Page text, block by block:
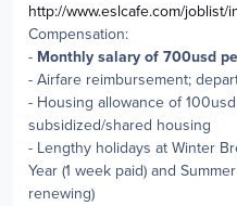
http://www.eslcafe.com/joblist/
Compensation:
- Monthly salary of 700usd
- Airfare reimbursement;
- Housing allowance of
subsidized/shared housing
- Lengthy holidays at Winter
Year (1 week paid) and
renewing)